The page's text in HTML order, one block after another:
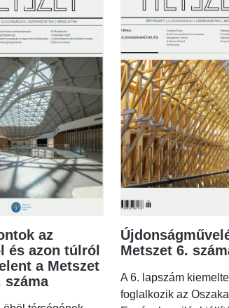
az
és azon túlról
a Metszet
száma
Metszet 6.
A 6. lapszám
foglalkozik az